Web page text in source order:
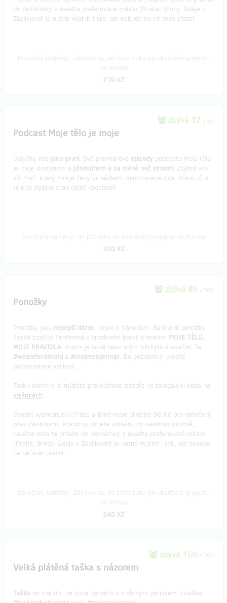
do poznámky a uveďte preferované město (Praha, Brno). Údaje k
Zásilkovně je nutné vyplnit i tak, ale nebude na ně brán zřetel.
270 Kč
zbývá 37 z 50
Podcast Moje tělo je moje
Uslyšíte nás jako první. Dvě premiérové epizody podcastu Moje tělo
je moje dostanete s předstihem a za méně než ostatní. Zajímá vás
víc muž, který miluje ženy se sádlem, nebo terapeutka, která už o
tělech slyšela snad úplně všechno?
300 Kč
zbývá 85 z 100
Ponožky
Ponožky jsou nejlepší dárek, nejen k Vánocům. Bavlněné ponožky
české značky Ferdinand v broskvové barvě s textem MOJE TĚLO,
MOJE PRAVIDLA. Kupte je sobě nebo svým blízkým a ukažte, že
#weareferdinand a #mojetelojemoje. Do poznámky uveďte
požadovanou velikost.
Fotku odměny si můžete prohlédnout nahoře ve fotogalerii nebo na
stránkách.
Osobní vyzvednutí v Praze a Brně nebo přidejte 90 Kč pro doručení
přes Zásilkovnu. Pokud si chcete odměnu vyzvednout osobně,
napište nám to prosím do poznámky a uveďte preferované město
(Praha, Brno). Údaje k Zásilkovně je nutné vyplnit i tak, ale nebude
na ně brán zřetel.
340 Kč
zbývá 150 z 200
Velká plátěná taška s názorem
Taška na cokoliv, ve dvou barvách a s různým potiskem. Grafika